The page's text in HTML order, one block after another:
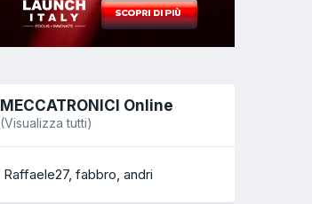
MECCATRONICI Online
(Visualizza tutti)
Raffaele27 fabbro andri